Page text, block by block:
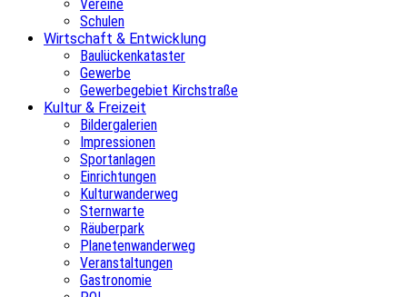
Vereine
Schulen
Wirtschaft & Entwicklung
Baulückenkataster
Gewerbe
Gewerbegebiet Kirchstraße
Kultur & Freizeit
Bildergalerien
Impressionen
Sportanlagen
Einrichtungen
Kulturwanderweg
Sternwarte
Räuberpark
Planetenwanderweg
Veranstaltungen
Gastronomie